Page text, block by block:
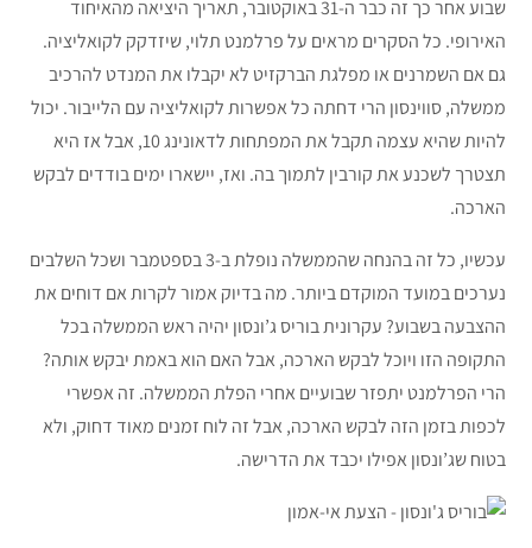
שבוע אחר כך זה כבר ה-31 באוקטובר, תאריך היציאה מהאיחוד
האירופי. כל הסקרים מראים על פרלמנט תלוי, שיזדקק לקואליציה.
גם אם השמרנים או מפלגת הברקזיט לא יקבלו את המנדט להרכיב
ממשלה, סווינסון הרי דחתה כל אפשרות לקואליציה עם הלייבור. יכול
להיות שהיא עצמה תקבל את המפתחות לדאונינג 10, אבל אז היא
תצטרך לשכנע את קורבין לתמוך בה. ואז, יישארו ימים בודדים לבקש
הארכה.
עכשיו, כל זה בהנחה שהממשלה נופלת ב-3 בספטמבר ושכל השלבים
נערכים במועד המוקדם ביותר. מה בדיוק אמור לקרות אם דוחים את
ההצבעה בשבוע? עקרונית בוריס ג’ונסון יהיה ראש הממשלה בכל
התקופה הזו ויוכל לבקש הארכה, אבל האם הוא באמת יבקש אותה?
הרי הפרלמנט יתפזר שבועיים אחרי הפלת הממשלה. זה אפשרי
לכפות בזמן הזה לבקש הארכה, אבל זה לוח זמנים מאוד דחוק, ולא
בטוח שג’ונסון אפילו יכבד את הדרישה.